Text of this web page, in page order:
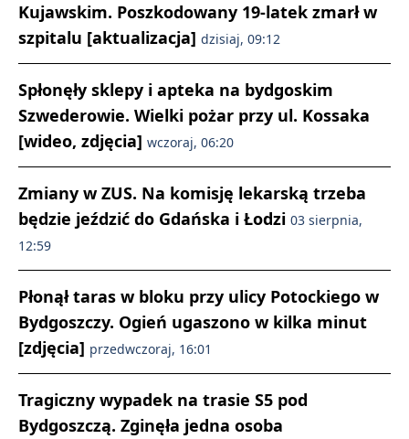
Kujawskim. Poszkodowany 19-latek zmarł w
szpitalu [aktualizacja] dzisiaj, 09:12
Spłonęły sklepy i apteka na bydgoskim
Szwederowie. Wielki pożar przy ul. Kossaka
[wideo, zdjęcia] wczoraj, 06:20
Zmiany w ZUS. Na komisję lekarską trzeba
będzie jeździć do Gdańska i Łodzi 03 sierpnia,
12:59
Płonął taras w bloku przy ulicy Potockiego w
Bydgoszczy. Ogień ugaszono w kilka minut
[zdjęcia] przedwczoraj, 16:01
Tragiczny wypadek na trasie S5 pod
Bydgoszczą. Zginęła jedna osoba